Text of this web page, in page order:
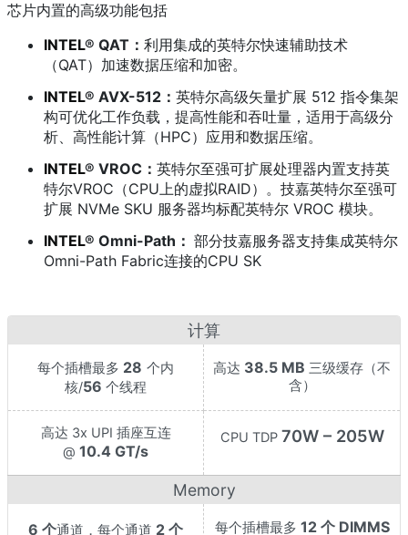
芯片内置的高级功能包括
INTEL® QAT： 利用集成的英特尔快速辅助技术
（QAT）加速数据压缩和加密。
INTEL® AVX-512： 英特尔高级矢量扩展 512 指令集架
构可优化工作负载，提高性能和吞吐量，适用于高级分
析、高性能计算（HPC）应用和数据压缩。
INTEL® VROC： 英特尔至强可扩展处理器内置支持英
特尔VROC（CPU上的虚拟RAID）。技嘉英特尔至强可
扩展 NVMe SKU 服务器均标配英特尔 VROC 模块。
INTEL® Omni-Path： 部分技嘉服务器支持集成英特尔
Omni-Path Fabric连接的CPU SK
计算
每个插槽最多 28 个内
核/56 个线程
高达 38.5 MB 三级缓存（不
含）
高达 3x UPI 插座互连
@ 10.4 GT/s
CPU TDP 70W – 205W
Memory
6 个通道，每个通道 2 个
每个插槽最多 12 个 DIMMS